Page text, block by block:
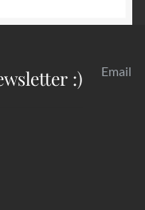
:) Email